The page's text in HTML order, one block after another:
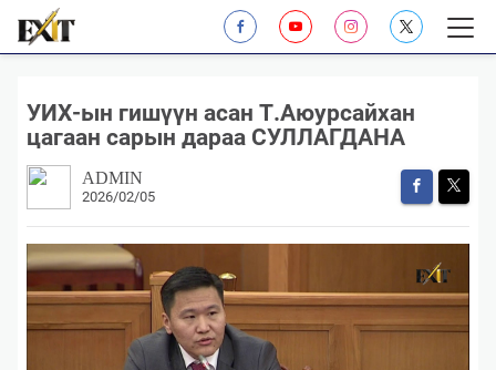
УИХ-ын гишүүн асан Т.Аюурсайхан
цагаан сарын дараа СУЛЛАГДАНА
ADMIN
2026/02/05